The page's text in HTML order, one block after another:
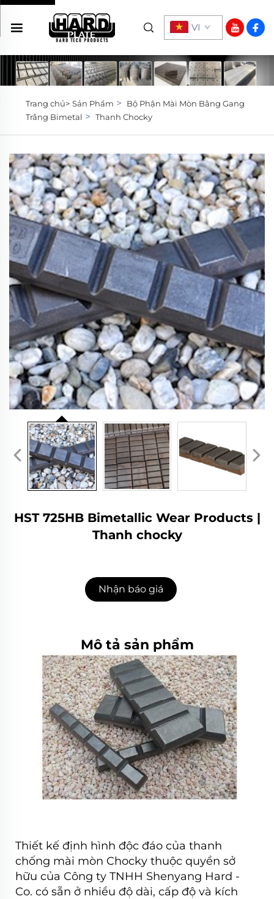
VI
Trang chủ> Sản Phẩm >
Bộ Phận Mài Mòn Bằng Gang
Trắng Bimetal > Thanh Chocky
HST 725HB Bimetallic Wear Products |
Thanh chocky
Nhận báo giá
Mô tả sản phẩm
Thiết kế định hình độc đáo của thanh
chống mài mòn Chocky thuộc quyền sở
hữu của Công ty TNHH Shenyang Hard -
Co. có sẵn ở nhiều độ dài, cấp độ và kích